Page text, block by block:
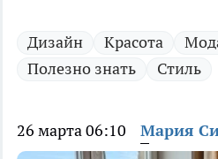
Дизайн Красота
Полезно знать
Стиль
26 марта 06:10 Мария